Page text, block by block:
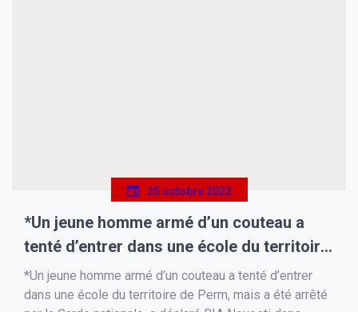
25 octobre 2022
*Un jeune homme armé d’un couteau a
tenté d’entrer dans une école du territoire
de Perm, mais a été arrêté par la Garde
nationale, a déclaré RIA Novosti dans
*Un jeune homme armé d’un couteau a tenté d’entrer
dans une école du territoire de Perm, mais a été arrêté